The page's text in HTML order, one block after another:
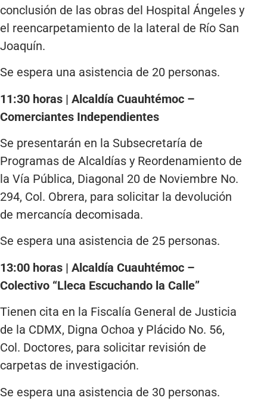
conclusión de las obras del Hospital Ángeles y
el reencarpetamiento de la lateral de Río San
Joaquín.
Se espera una asistencia de 20 personas.
11:30 horas | Alcaldía Cuauhtémoc –
Comerciantes Independientes
Se presentarán en la Subsecretaría de
Programas de Alcaldías y Reordenamiento de
la Vía Pública, Diagonal 20 de Noviembre No.
294, Col. Obrera, para solicitar la devolución
de mercancía decomisada.
Se espera una asistencia de 25 personas.
13:00 horas | Alcaldía Cuauhtémoc –
Colectivo “Lleca Escuchando la Calle”
Tienen cita en la Fiscalía General de Justicia
de la CDMX, Digna Ochoa y Plácido No. 56,
Col. Doctores, para solicitar revisión de
carpetas de investigación.
Se espera una asistencia de 30 personas.